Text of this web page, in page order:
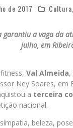
de 2017 Cultura
a vaga da
julho, em
Val Almeida,
Ney Soares,
a terceira
nacional.
beleza,